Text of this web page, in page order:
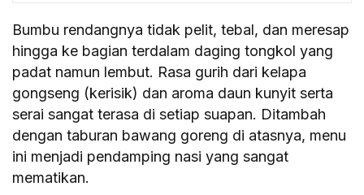
Bumbu rendangnya tidak pelit, tebal, dan meresap
hingga ke bagian terdalam daging tongkol yang
padat namun lembut. Rasa gurih dari kelapa
gongseng (kerisik) dan aroma daun kunyit serta
serai sangat terasa di setiap suapan. Ditambah
dengan taburan bawang goreng di atasnya, menu
ini menjadi pendamping nasi yang sangat
mematikan.